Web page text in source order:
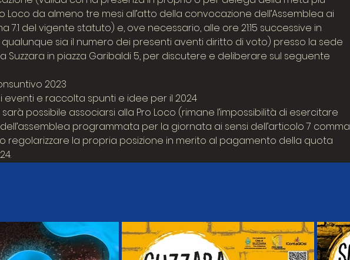
Loco da almeno tre mesi all’atto della convocazione dell’Assemblea ai
7.1 del vigente statuto) e, ove necessario, alle ore 21:15 successive in
sia il numero dei presenti aventi diritto di voto) presso la sede
Suzzara in piazza Garibaldi 5, per discutere e deliberare sul seguente
2023
eventi e raccolta spunti e idee per il 2024
possibile associarsi alla Pro Loco (rimane l’impossibilità di esercitare
programmata per la giornata ai sensi dell’articolo 7 comma
regolarizzare la propria posizione in merito al pagamento della quota